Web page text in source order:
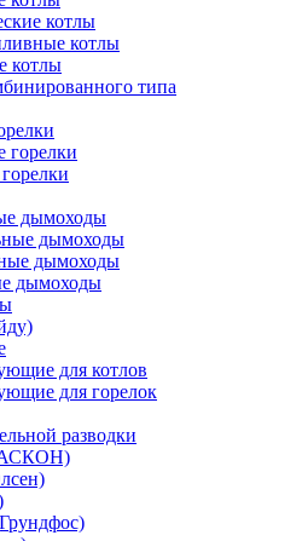
котлы
котлы
котлы
типа
горелки
дымоходы
дымоходы
дымоходы
дымоходы
для котлов
для горелок
разводки